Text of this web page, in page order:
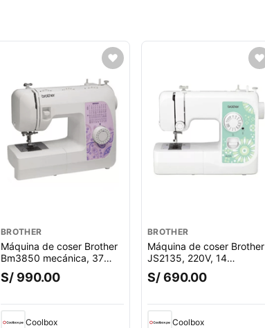
BROTHER
Máquina de coser Brother
Bm3850 mecánica, 37
puntadas, 74 funciones de
puntada, blanco
S/ 990.00
Coolbox
BROTHER
Máquina de coser Brother
JS2135, 220V, 14
puntadas, blanco
S/ 690.00
Coolbox